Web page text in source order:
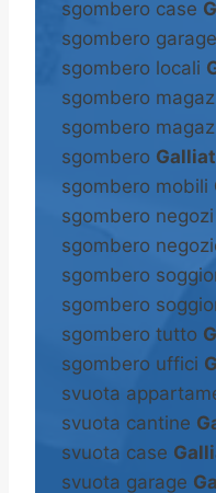
sgombero case
sgombero garage
sgombero locali
sgombero
sgombero
sgombero
sgombero mobili
sgombero negozi
sgombero
sgombero
sgombero
sgombero tutto
sgombero uffici
svuota
svuota cantine
svuota case
svuota garage